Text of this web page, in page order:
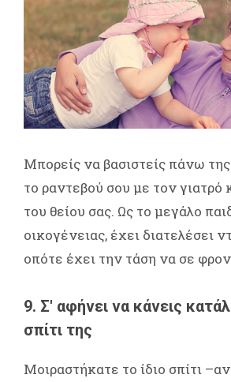
Μπορείς να βασιστείς πάνω
το ραντεβού σου με τον γιατρό
του θείου σας. Ως το μεγάλο
οικογένειας, έχει διατελέσει
οπότε έχει την τάση να σε
9. Σ' αφήνει να κάνεις
σπίτι της
Μοιραστήκατε το ίδιο σπίτι –αν